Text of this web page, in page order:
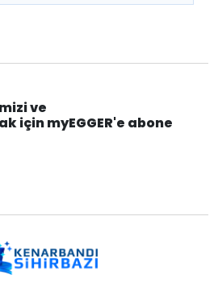
ve
için myEGGER'e abone